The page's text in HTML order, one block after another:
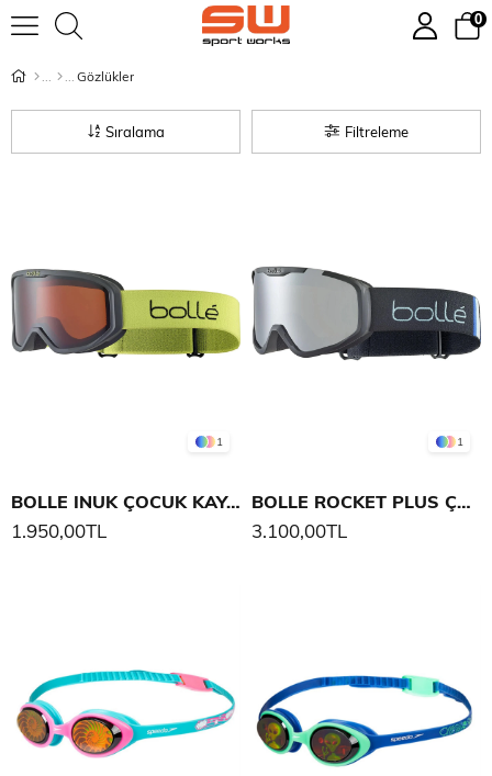
0
Gözlükler
Filtreleme
Sıralama
1
BOLLE INUK ÇOCUK KAYAK GÖZLÜĞÜ
1.950,00TL
1
BOLLE ROCKET PLUS ÇOCUK KAYAK GÖZLÜĞÜ
3.100,00TL